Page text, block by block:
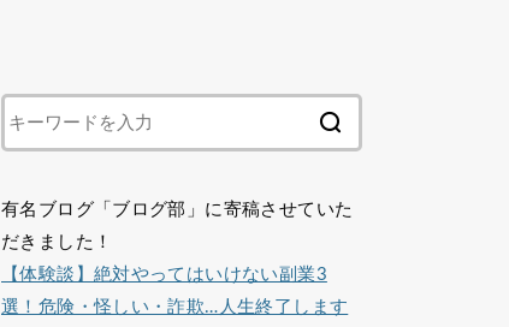
有名ブログ「ブログ部」に寄稿させていた
だきました！
【体験談】絶対やってはいけない副業3
選！危険・怪しい・詐欺…人生終了します